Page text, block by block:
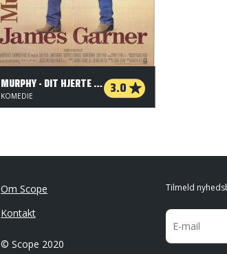
MURPHY - DIT HJERTE ER I FARE 3.0
KOMEDIE
Om Scope
Kontakt
© Scope 2020
Tilmeld